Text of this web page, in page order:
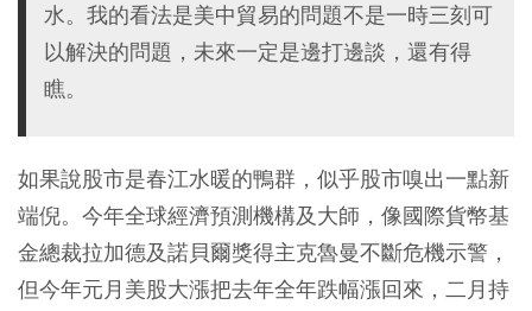
水。我的看法是美中貿易的問題不是一時三刻可
以解決的問題，未來一定是邊打邊談，還有得
瞧。
如果說股市是春江水暖的鴨群，似乎股市嗅出一點新
端倪。今年全球經濟預測機構及大師，像國際貨幣基
金總裁拉加德及諾貝爾獎得主克魯曼不斷危機示警，
但今年元月美股大漲把去年全年跌幅漲回來，二月持